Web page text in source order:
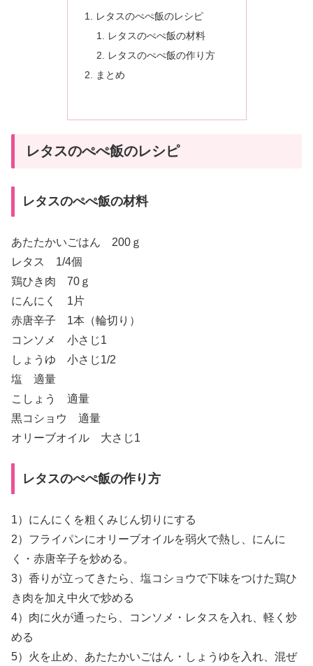
レタスのぺぺ飯のレシピ
レタスのぺぺ飯の材料
レタスのぺぺ飯の作り方
まとめ
レタスのぺぺ飯のレシピ
レタスのぺぺ飯の材料
あたたかいごはん 200ｇ
レタス 1/4個
鶏ひき肉 70ｇ
にんにく 1片
赤唐辛子 1本（輪切り）
コンソメ 小さじ1
しょうゆ 小さじ1/2
塩 適量
こしょう 適量
黒コショウ 適量
オリーブオイル 大さじ1
レタスのぺぺ飯の作り方
1）にんにくを粗くみじん切りにする
2）フライパンにオリーブオイルを弱火で熱し、にんに
く・赤唐辛子を炒める。
3）香りが立ってきたら、塩コショウで下味をつけた鶏ひ
き肉を加え中火で炒める
4）肉に火が通ったら、コンソメ・レタスを入れ、軽く炒
める
5）火を止め、あたたかいごはん・しょうゆを入れ、混ぜ